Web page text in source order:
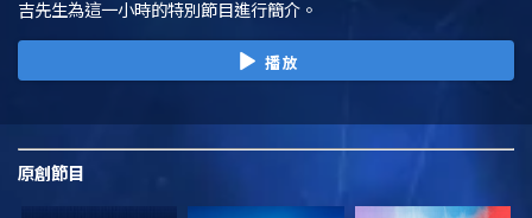
吉先生為這一小時的特別節目進行簡介。
播放
原創節目